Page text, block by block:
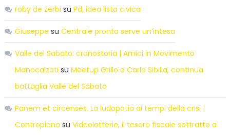
roby de zerbi su Pd, idea lista civica
Giuseppe su Centrale pronta serve un’intesa
Valle del Sabato: cronostoria | Amici in Movimento
Manocalzati su Meetup Grillo e Carlo Sibilia, continua
battaglia Valle del Sabato
Panem et circenses. La ludopatia ai tempi della crisi |
Contropiano su Videolotterie, il tesoro fiscale sottratto a